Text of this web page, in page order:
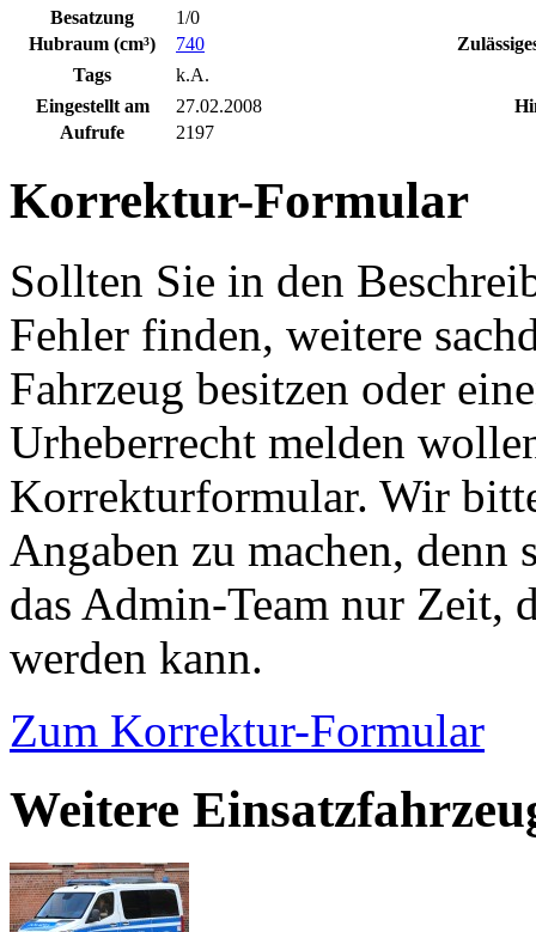
Besatzung
1/0
Hubraum (cm³)
740
Tags
k.A.
Eingestellt am
27.02.2008
Aufrufe
2197
Korrektur-Formular
Sollten Sie in den
Fehler finden, weitere
Fahrzeug besitzen oder
Urheberrecht melden
Korrekturformular. Wir
Angaben zu machen,
das Admin-Team nur Zeit,
werden kann.
Zum Korrektur-Formular
Weitere